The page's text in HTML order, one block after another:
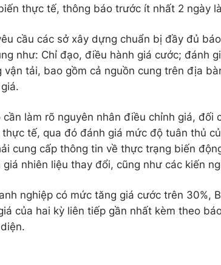
thực tế, thông báo trước ít nhất 2 ngày
cầu các sở xây dựng chuẩn bị đầy đủ
như: Chỉ đạo, điều hành giá cước; đánh
vận tải, bao gồm cả nguồn cung trên địa
cần làm rõ nguyên nhân điều chỉnh giá, đối
tế, qua đó đánh giá mức độ tuân thủ
cung cấp thông tin về thực trạng biến
nhiên liệu thay đổi, cũng như các kiến
nghiệp có mức tăng giá cước trên 30%,
của hai kỳ liên tiếp gần nhất kèm theo